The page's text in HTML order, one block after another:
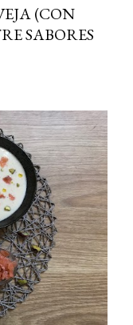
(CON
SABORES